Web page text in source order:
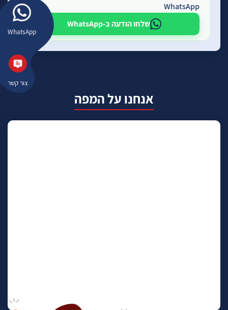
WhatsApp
צור קשר
WhatsApp
שלחו הודעה ב-WhatsApp
אנחנו על המפה